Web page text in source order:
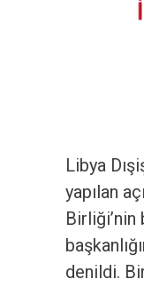
Libya
yapılan
denildi.